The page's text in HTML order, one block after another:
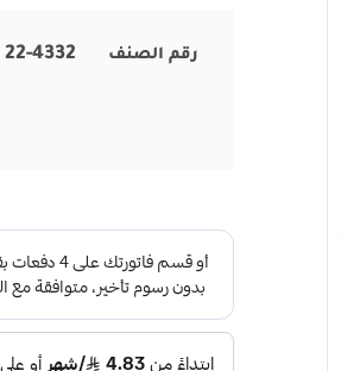
رقم الصنف 22-4332